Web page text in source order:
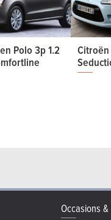
Polo 3p 1.2
Citroën
Occasions &